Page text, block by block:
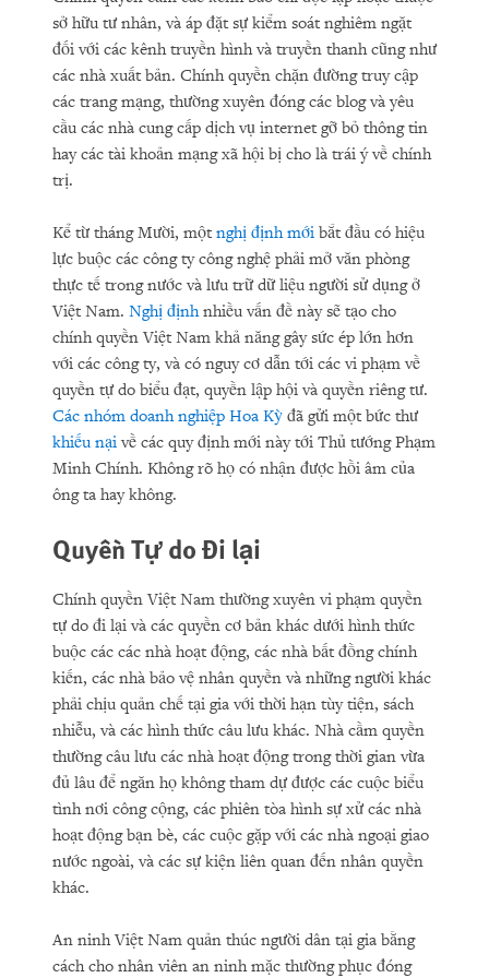
sở hữu tư nhân, và áp đặt sự kiểm soát nghiêm ngặt
đối với các kênh truyền hình và truyền thanh cũng như
các nhà xuất bản. Chính quyền chặn đường truy cập
các trang mạng, thường xuyên đóng các blog và yêu
cầu các nhà cung cấp dịch vụ internet gỡ bỏ thông tin
hay các tài khoản mạng xã hội bị cho là trái ý về chính
trị.
Kể từ tháng Mười, một nghị định mới bắt đầu có hiệu
lực buộc các công ty công nghệ phải mở văn phòng
thực tế trong nước và lưu trữ dữ liệu người sử dụng ở
Việt Nam. Nghị địnhnhiều vấn đề này sẽ tạo cho
chính quyền Việt Nam khả năng gây sức ép lớn hơn
với các công ty, và có nguy cơ dẫn tới các vi phạm về
quyền tự do biểu đạt, quyền lập hội và quyền riêng tư.
Các nhóm doanh nghiệp Hoa Kỳ đã gửi một bức thư
khiếu nạivề các quy định mới này tới Thủ tướng Phạm
Minh Chính. Không rõ họ có nhận được hồi âm của
ông ta hay không.
Quyền Tự do Đi lại
Chính quyền Việt Nam thường xuyên vi phạm quyền
tự do đi lại và các quyền cơ bản khác dưới hình thức
buộc các các nhà hoạt động, các nhà bất đồng chính
kiến, các nhà bảo vệ nhân quyền và những người khác
phải chịu quản chế tại gia với thời hạn tùy tiện, sách
nhiễu, và các hình thức câu lưu khác. Nhà cầm quyền
thường câu lưu các nhà hoạt động trong thời gian vừa
đủ lâu để ngăn họ không tham dự được các cuộc biểu
tình nơi công cộng, các phiên tòa hình sự xử các nhà
hoạt động bạn bè, các cuộc gặp với các nhà ngoại giao
nước ngoài, và các sự kiện liên quan đến nhân quyền
khác.
An ninh Việt Nam quản thúc người dân tại gia bằng
cách cho nhân viên an ninh mặc thường phục đóng